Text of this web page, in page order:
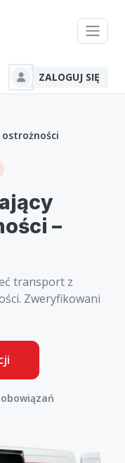
ZALOGUJ SIĘ
–
transport z
Zweryfikowani